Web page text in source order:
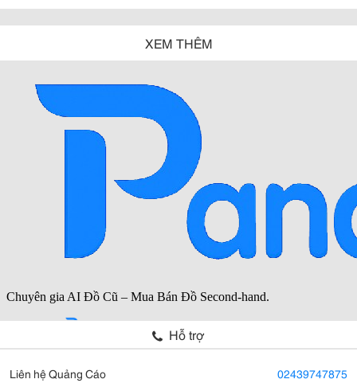
XEM THÊM
Hỗ trợ
Liên hệ Quảng Cáo 02439747875